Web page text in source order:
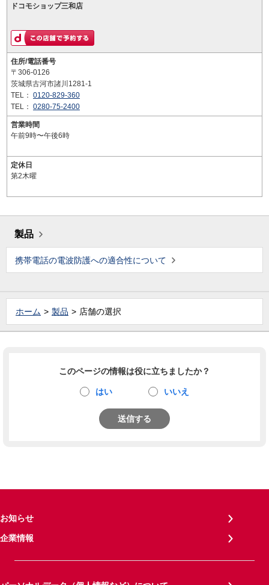
ドコモショップ三和店
住所/電話番号
〒306-0126
茨城県古河市諸川1281-1
TEL： 0120-829-360
TEL： 0280-75-2400
営業時間
午前9時〜午後6時
定休日
第2木曜
製品
携帯電話の電波防護への適合性について
ホーム 製品 店舗の選択
このページの情報は役に立ちましたか？
はい いいえ
送信する
お知らせ
企業情報